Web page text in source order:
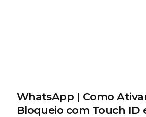
WhatsApp | Como
Bloqueio com Touch ID